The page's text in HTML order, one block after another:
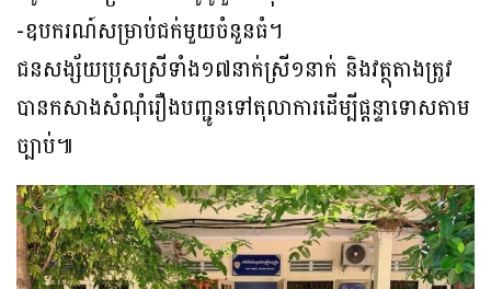
-ឧបករណ៍សម្រាប់ជក់មួយចំនួនធំ។
ជន​សង្ស័យ​ប្រុស​ស្រី​ទាំង​១៧នាក់​ស្រី​១នាក់​ ​និង​វត្ថុ​តាងត្រូវ
បាន​កសាង​សំណុំ​រឿង​បញ្ជូន​ទៅ​តុលាការ​ដើម្បី​ផ្តន្ទា​ទោស​តាម​
ច្បាប់​៕